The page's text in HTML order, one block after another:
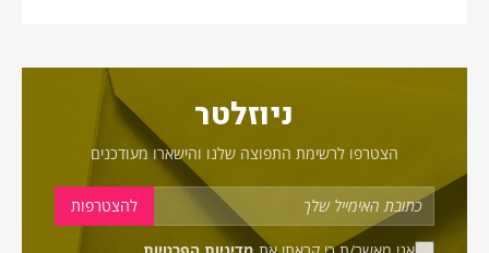
ניוזלטר
הצטרפו לרשימת התפוצה שלנו והישארו מעודכנים